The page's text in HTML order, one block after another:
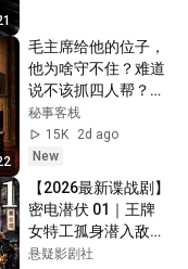
嘉源辣晚報
20260330完整版@
中天新聞CtiNews
毛主席给他的位子，
他为啥守不住？难道
说不该抓四人帮？最
窝囊的接班人【华国
锋倒台的真相】
秘事客栈
15K
2d ago
New
【2026最新谍战剧】
密电潜伏 01｜王牌
女特工孤身潜入敌方
机关，破解绝密电码
悬疑影剧社